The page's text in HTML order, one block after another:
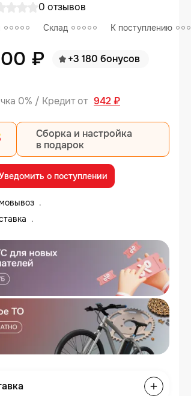
0 отзывов
Склад К поступлению
₽ +3 180 бонусов
0% / Кредит от 942 ₽
Сборка и настройка
в подарок
о поступлении